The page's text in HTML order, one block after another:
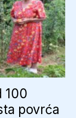
100
povrća